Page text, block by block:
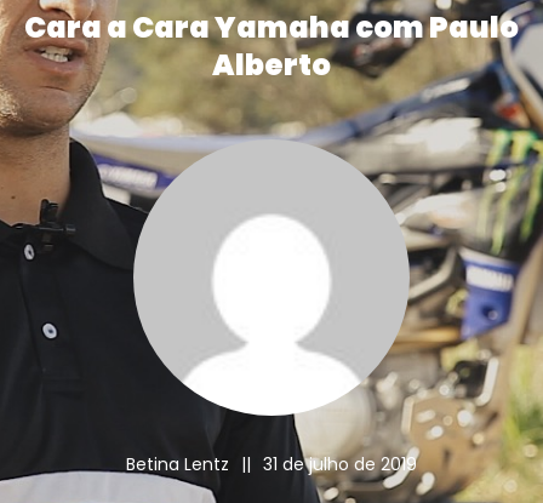
Cara a Cara Yamaha com Paulo
Alberto
Betina Lentz || 31 de julho de 2019